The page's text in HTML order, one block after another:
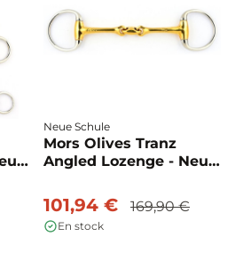
Neue Schule
Mors Olives Tranz
Angled Lozenge - Neue
101,94 € 169,90 €
En stock